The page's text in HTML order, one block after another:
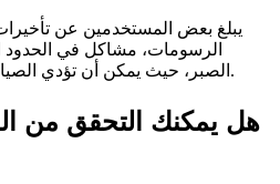
يبلغ بعض المستخدمين عن
الرسومات، مشاكل في الحدود
الصبر، حيث يمكن أن تؤدي الصيانة المستمرة إلى تباطؤ الأمور.